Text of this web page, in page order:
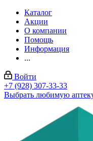
Каталог
Акции
О компании
Помощь
Информация
...
Войти
+7 (928) 307-33-33
Выбрать любимую